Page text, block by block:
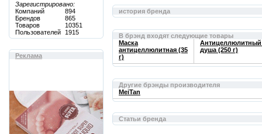
Зарегистрировано:
Компаний
894
Брендов
865
Товаров
10351
Пользователей
1915
Реклама
история бренда
В брэнд входят следующие товары
Маска
антицеллюлитная (35
г)
Антицеллюлитный
душа (250 г)
Другие брэнды производителя
MeiTan
Статьи бренда